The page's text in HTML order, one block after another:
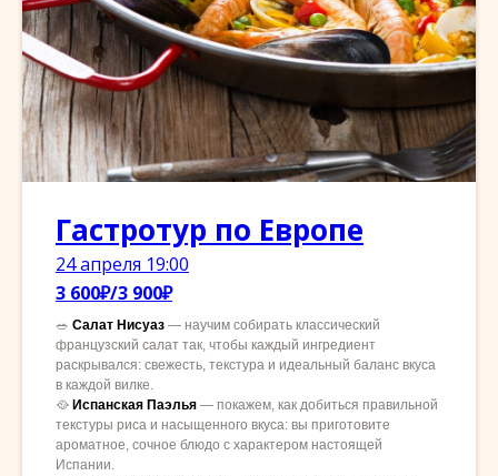
Гастротур по Европе
24 апреля 19:00
3 600₽/3 900₽
🥗 Салат Нисуаз — научим собирать классический
французский салат так, чтобы каждый ингредиент
раскрывался: свежесть, текстура и идеальный баланс вкуса
в каждой вилке.
🥘 Испанская Паэлья — покажем, как добиться правильной
текстуры риса и насыщенного вкуса: вы приготовите
ароматное, сочное блюдо с характером настоящей
Испании.